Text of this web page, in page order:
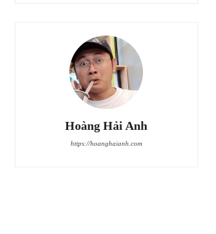
Hoàng Hải Anh
https://hoanghaianh.com